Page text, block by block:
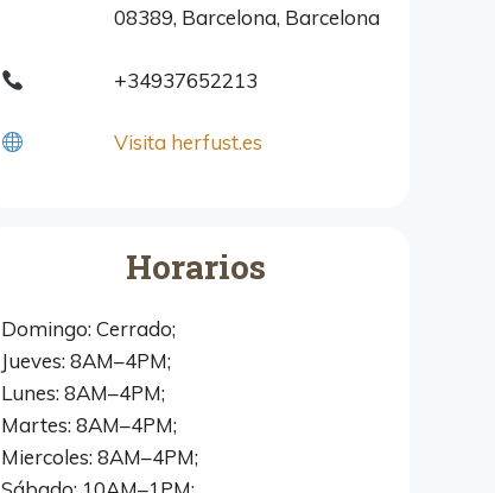
08389, Barcelona, Barcelona
+34937652213
Visita herfust.es
Horarios
Domingo: Cerrado;
Jueves: 8AM–4PM;
Lunes: 8AM–4PM;
Martes: 8AM–4PM;
Miercoles: 8AM–4PM;